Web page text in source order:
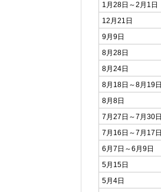
1月28日～2月1日
12月21日
9月9日
8月28日
8月24日
8月18日～8月19日
8月8日
7月27日～7月30日
7月16日～7月17日
6月7日～6月9日
5月15日
5月4日